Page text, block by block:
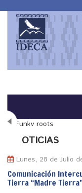
OTICIAS
Lunes, 28 de Julio
Comunicación
Tierra “Madre